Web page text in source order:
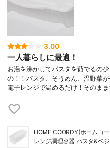
3.00
一人暮らしに最適！
お湯を沸かしてパスタを茹でるの
の！！パスタ、そうめん、温野菜
電子レンジで温めるだけ！そのま
HOME COORDY(ホームコ
レンジ調理容器 パスタ&ベ